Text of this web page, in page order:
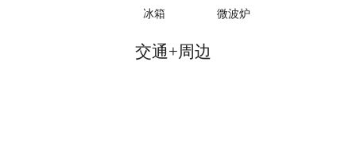
冰箱 微波炉
交通+周边